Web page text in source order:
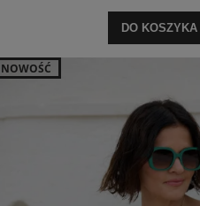
DO KOSZYKA
NOWOŚĆ